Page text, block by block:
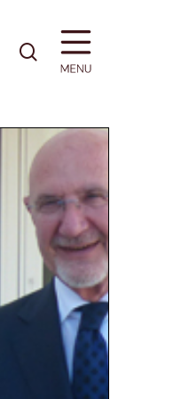
pesquisa